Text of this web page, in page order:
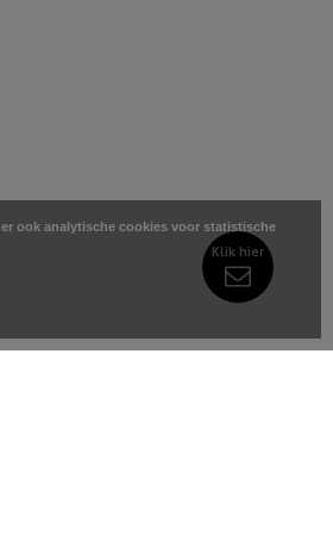
Klik hier
ook analytische cookies voor statistische